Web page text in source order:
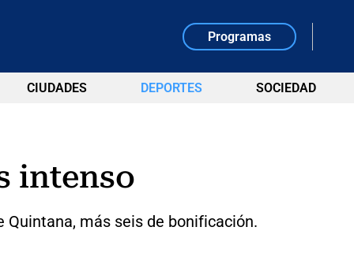
Programas
CIUDADES DEPORTES SOCIEDAD
intenso
más seis de bonificación.